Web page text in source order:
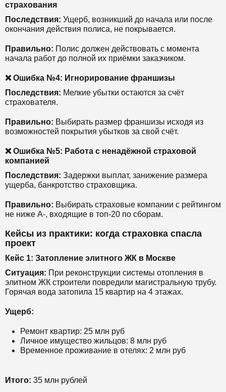
страхования
Последствия: Ущерб, возникший до начала или после
окончания действия полиса, не покрывается.
Правильно: Полис должен действовать с момента
начала работ до полной их приёмки заказчиком.
❌ Ошибка №4: Игнорирование франшизы
Последствия: Мелкие убытки остаются за счёт
страхователя.
Правильно: Выбирать размер франшизы исходя из
возможностей покрытия убытков за свой счёт.
❌ Ошибка №5: Работа с ненадёжной страховой
компанией
Последствия: Задержки выплат, занижение размера
ущерба, банкротство страховщика.
Правильно: Выбирать страховые компании с рейтингом
не ниже A-, входящие в топ-20 по сборам.
Кейсы из практики: когда страховка спасла
проект
Кейс 1: Затопление элитного ЖК в Москве
Ситуация: При реконструкции системы отопления в
элитном ЖК строители повредили магистральную трубу.
Горячая вода затопила 15 квартир на 4 этажах.
Ущерб:
Ремонт квартир: 25 млн руб
Личное имущество жильцов: 8 млн руб
Временное проживание в отелях: 2 млн руб
Итого: 35 млн рублей